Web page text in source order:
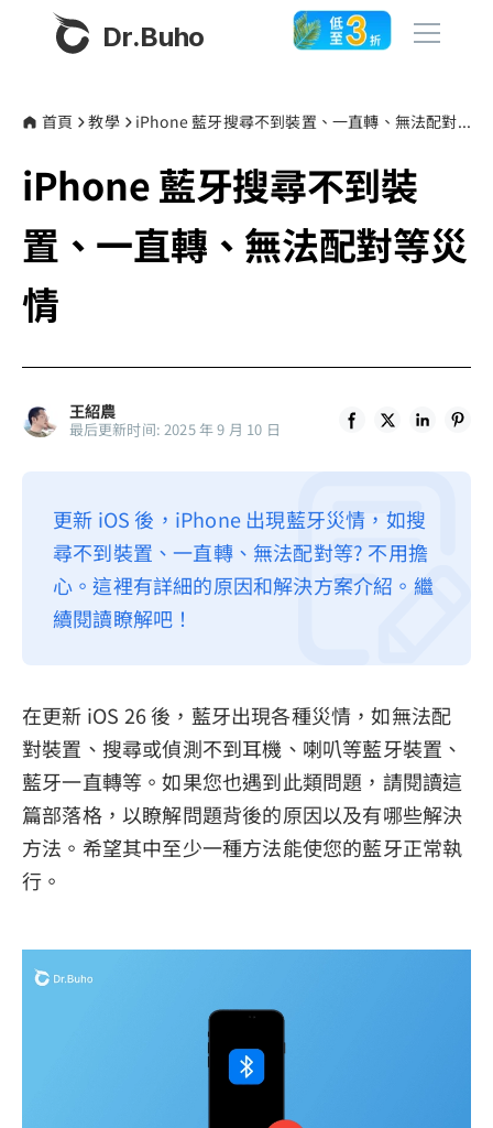
Dr.Buho
產品
BuhoCleaner
BuhoUnlocker
BuhoLaunchpad
商店
部落格
隱私權政策
服務條款
退款政策
首頁 教學 iPhone 藍牙搜尋不到裝置、一直轉、無法配對等災情
iPhone 藍牙搜尋不到裝
置、一直轉、無法配對等災
情
王紹農
最后更新时间: 2025 年 9 月 10 日
更新 iOS 後，iPhone 出現藍牙災情，如搜
尋不到裝置、一直轉、無法配對等? 不用擔
心。這裡有詳細的原因和解決方案介紹。繼
續閱讀瞭解吧！
在更新 iOS 26 後，藍牙出現各種災情，如無法配
對裝置、搜尋或偵測不到耳機、喇叭等藍牙裝置、
藍牙一直轉等。如果您也遇到此類問題，請閱讀這
篇部落格，以瞭解問題背後的原因以及有哪些解決
方法。希望其中至少一種方法能使您的藍牙正常執
行。